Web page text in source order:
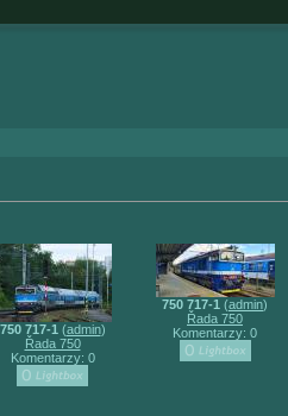
750 717-1 (admin)
Řada 750
Komentarzy: 0
750 717-1 (admin)
Řada 750
Komentarzy: 0